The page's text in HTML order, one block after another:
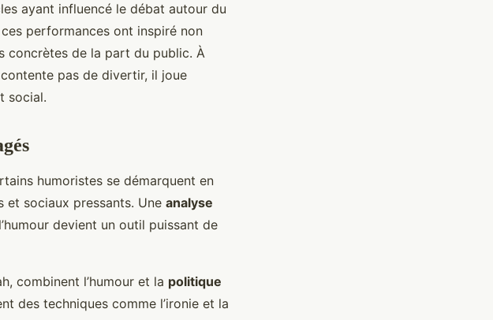
ayant influencé le débat autour du
performances ont inspiré non
concrètes de la part du public. À
pas de divertir, il joue
social.
humoristes se démarquent en
et sociaux pressants. Une analyse
devient un outil puissant de
combinent l’humour et la politique
des techniques comme l’ironie et la